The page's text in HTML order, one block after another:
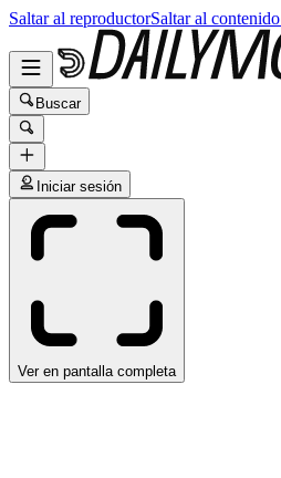
Saltar al reproductorSaltar al
Buscar
Iniciar sesión
Ver en pantalla completa